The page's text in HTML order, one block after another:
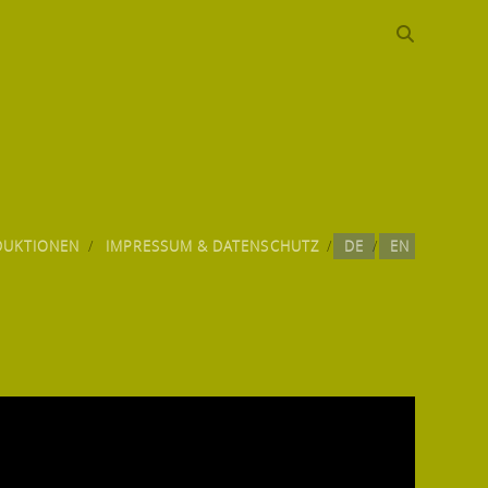
IMPRESSUM & DATENSCHUTZ DE EN